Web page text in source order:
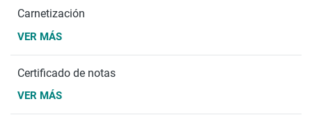
Carnetización
VER MÁS
Certificado de notas
VER MÁS